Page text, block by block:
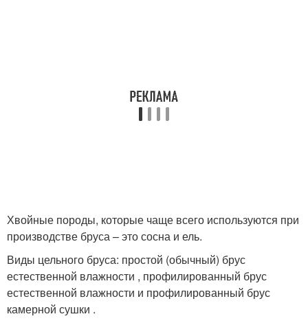
Хвойные породы, которые чаще всего используются при
производстве бруса – это сосна и ель.
Виды цельного бруса: простой (обычный) брус
естественной влажности , профилированный брус
естественной влажности и профилированный брус
камерной сушки .